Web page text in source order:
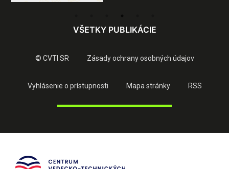
VŠETKY PUBLIKÁCIE
© CVTI SR Zásady ochrany osobných údajov
Vyhlásenie o prístupnosti Mapa stránky RSS